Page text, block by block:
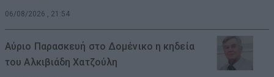
06/08/2026 , 21:54
Αύριο Παρασκευή στο Δομένικο η κηδεία
του Αλκιβιάδη Χατζούλη